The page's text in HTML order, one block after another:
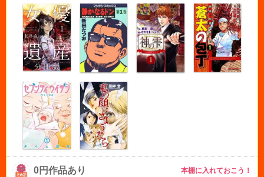
0円作品あり 本棚に入れておこう！